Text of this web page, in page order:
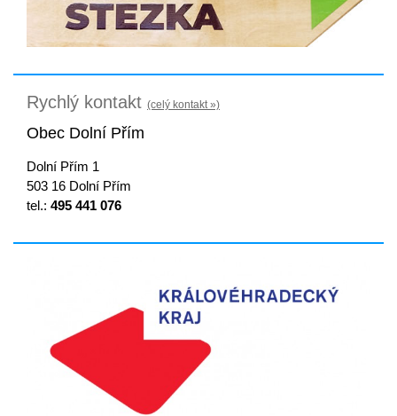
Rychlý kontakt (celý kontakt »)
Obec Dolní Přím
Dolní Přím 1
503 16 Dolní Přím
tel.: 495 441 076